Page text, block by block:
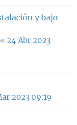
y bajo
« 24 Abr 2023
2023 09:19